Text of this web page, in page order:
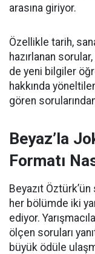
arasına giriyor.
Özellikle tarih,
hazırlanan
de yeni bilgiler
hakkında
gören
Beyaz’la
Formatı
Beyazıt
her bölümde iki
ediyor.
ölçen soruları
büyük ödüle